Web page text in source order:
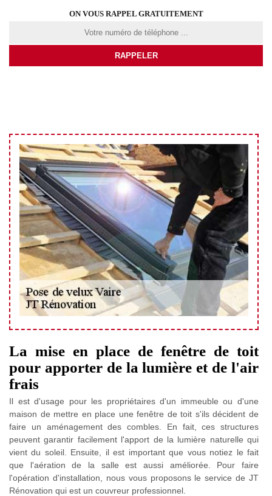
ON VOUS RAPPEL GRATUITEMENT
La mise en place de fenêtre de toit
pour apporter de la lumière et de l'air
frais
Il est d'usage pour les propriétaires d'un immeuble ou d'une
maison de mettre en place une fenêtre de toit s'ils décident de
faire un aménagement des combles. En fait, ces structures
peuvent garantir facilement l'apport de la lumière naturelle qui
vient du soleil. Ensuite, il est important que vous notiez le fait
que l'aération de la salle est aussi améliorée. Pour faire
l'opération d'installation, nous vous proposons le service de JT
Rénovation qui est un couvreur professionnel.